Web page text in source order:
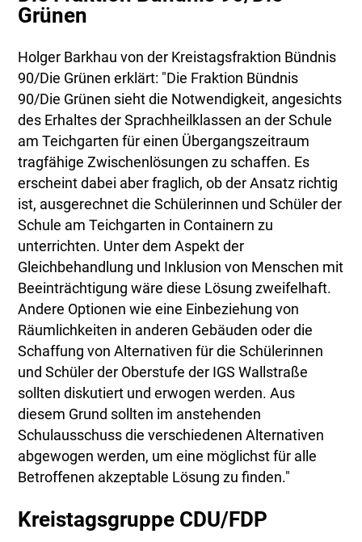
Grünen
Holger Barkhau von der Kreistagsfraktion Bündnis
90/Die Grünen erklärt: "Die Fraktion Bündnis
90/Die Grünen sieht die Notwendigkeit, angesichts
des Erhaltes der Sprachheilklassen an der Schule
am Teichgarten für einen Übergangszeitraum
tragfähige Zwischenlösungen zu schaffen. Es
erscheint dabei aber fraglich, ob der Ansatz richtig
ist, ausgerechnet die Schülerinnen und Schüler der
Schule am Teichgarten in Containern zu
unterrichten. Unter dem Aspekt der
Gleichbehandlung und Inklusion von Menschen mit
Beeinträchtigung wäre diese Lösung zweifelhaft.
Andere Optionen wie eine Einbeziehung von
Räumlichkeiten in anderen Gebäuden oder die
Schaffung von Alternativen für die Schülerinnen
und Schüler der Oberstufe der IGS Wallstraße
sollten diskutiert und erwogen werden. Aus
diesem Grund sollten im anstehenden
Schulausschuss die verschiedenen Alternativen
abgewogen werden, um eine möglichst für alle
Betroffenen akzeptable Lösung zu finden."
Kreistagsgruppe CDU/FDP